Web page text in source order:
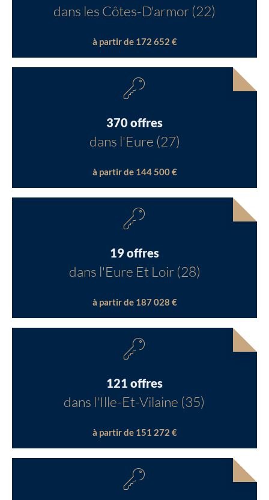
dans les Côtes-D'armor (22)
à partir de 172 652 €
370 offres
dans l'Eure (27)
à partir de 144 500 €
19 offres
dans l'Eure Et Loir (28)
à partir de 187 028 €
121 offres
dans l'Ille-Et-Vilaine (35)
à partir de 151 272 €